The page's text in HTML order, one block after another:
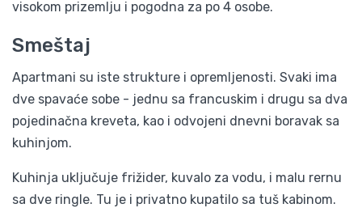
visokom prizemlju i pogodna za po 4 osobe.
Smeštaj
Apartmani su iste strukture i opremljenosti. Svaki ima
dve spavaće sobe - jednu sa francuskim i drugu sa dva
pojedinačna kreveta, kao i odvojeni dnevni boravak sa
kuhinjom.
Kuhinja uključuje frižider, kuvalo za vodu, i malu rernu
sa dve ringle. Tu je i privatno kupatilo sa tuš kabinom.